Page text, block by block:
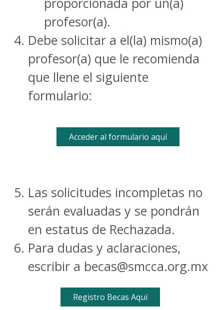
profesor(a).
Debe solicitar a el(la) mismo(a)
profesor(a) que le recomienda
que llene el siguiente
formulario:
Acceder al formulario aquí
Las solicitudes incompletas no
serán evaluadas y se pondrán
en estatus de Rechazada.
Para dudas y aclaraciones,
escribir a becas@smcca.org.mx
Registro Becas Aquí